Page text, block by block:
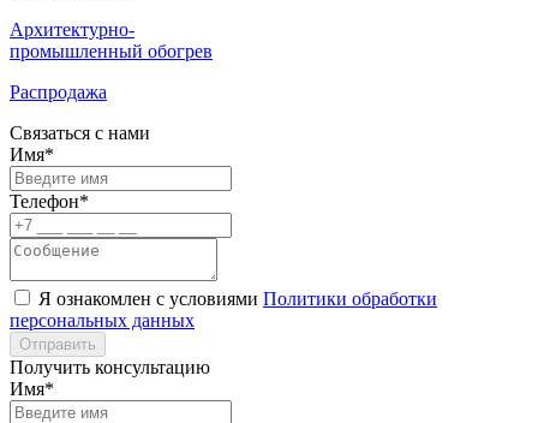
Архитектурно-
промышленный обогрев
Распродажа
Связаться с нами
Имя*
Телефон*
Я ознакомлен с условиями Политики обработки
персональных данных
Отправить
Получить консультацию
Имя*